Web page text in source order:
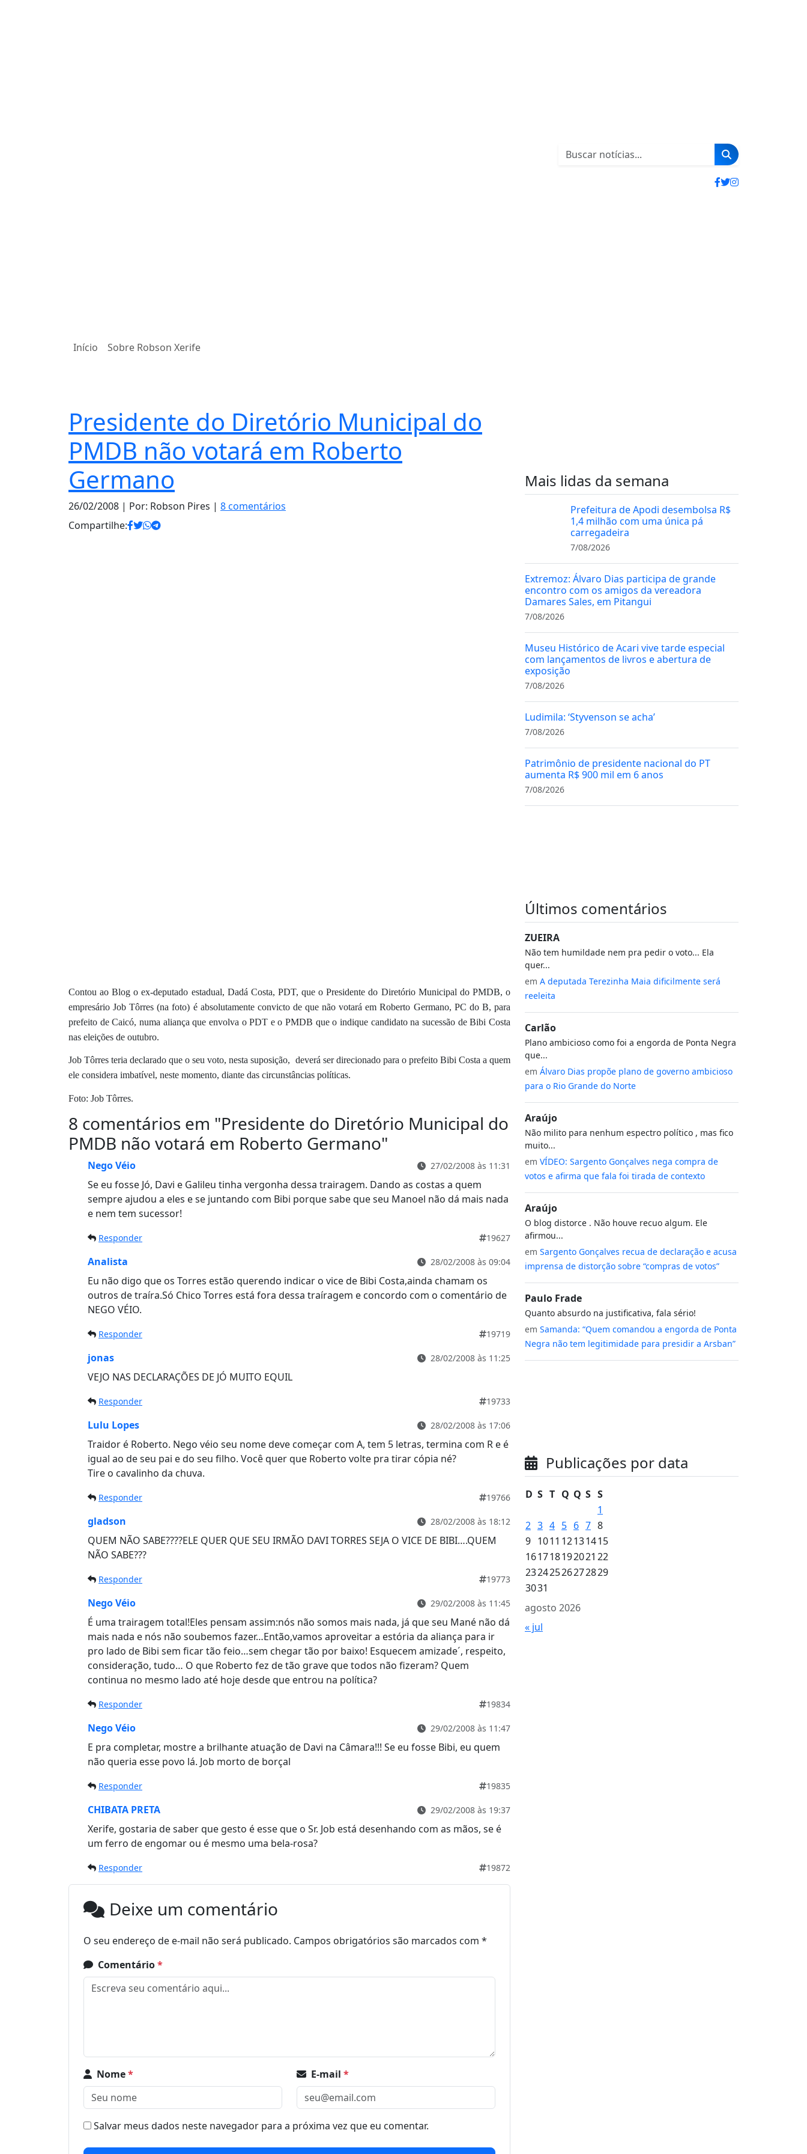
Início Sobre Robson Xerife
Presidente do Diretório Municipal do
PMDB não votará em Roberto
Germano
26/02/2008 | Por: Robson Pires | 8 comentários
Compartilhe:
Contou ao Blog o ex-deputado estadual, Dadá Costa, PDT, que o Presidente do Diretório Municipal do PMDB, o
empresário Job Tôrres (na foto) é absolutamente convicto de que não votará em Roberto Germano, PC do B, para
prefeito de Caicó, numa aliança que envolva o PDT e o PMDB que o indique candidato na sucessão de Bibi Costa
nas eleições de outubro.
Job Tôrres teria declarado que o seu voto, nesta suposição, deverá serdirecionado para o prefeito Bibi Costa a quem
ele considera imbatível, neste momento, diante das circunstâncias políticas.
Foto: Job Tôrres.
8 comentários em "Presidente do Diretório Municipal do
PMDB não votará em Roberto Germano"
Nego Véio 27/02/2008 às 11:31
Se eu fosse Jó, Davi e Galileu tinha vergonha dessa trairagem. Dando as costas a quem
sempre ajudou a eles e se juntando com Bibi porque sabe que seu Manoel não dá mais nada
e nem tem sucessor!
Responder 19627
Analista 28/02/2008 às 09:04
Eu não digo que os Torres estão querendo indicar o vice de Bibi Costa,ainda chamam os
outros de traíra.Só Chico Torres está fora dessa traíragem e concordo com o comentário de
NEGO VÉIO.
Responder 19719
jonas 28/02/2008 às 11:25
VEJO NAS DECLARAÇÕES DE JÓ MUITO EQUIL
Responder 19733
Lulu Lopes 28/02/2008 às 17:06
Traidor é Roberto. Nego véio seu nome deve começar com A, tem 5 letras, termina com R e é
igual ao de seu pai e do seu filho. Você quer que Roberto volte pra tirar cópia né?
Tire o cavalinho da chuva.
Responder 19766
gladson 28/02/2008 às 18:12
QUEM NÃO SABE????ELE QUER QUE SEU IRMÃO DAVI TORRES SEJA O VICE DE BIBI….QUEM
NÃO SABE???
Responder 19773
Nego Véio 29/02/2008 às 11:45
É uma trairagem total!Eles pensam assim:nós não somos mais nada, já que seu Mané não dá
mais nada e nós não soubemos fazer…Então,vamos aproveitar a estória da aliança para ir
pro lado de Bibi sem ficar tão feio…sem chegar tão por baixo! Esquecem amizade´, respeito,
consideração, tudo… O que Roberto fez de tão grave que todos não fizeram? Quem
continua no mesmo lado até hoje desde que entrou na política?
Responder 19834
Nego Véio 29/02/2008 às 11:47
E pra completar, mostre a brilhante atuação de Davi na Câmara!!! Se eu fosse Bibi, eu quem
não queria esse povo lá. Job morto de borçal
Responder 19835
CHIBATA PRETA 29/02/2008 às 19:37
Xerife, gostaria de saber que gesto é esse que o Sr. Job está desenhando com as mãos, se é
um ferro de engomar ou é mesmo uma bela-rosa?
Responder 19872
Deixe um comentário
O seu endereço de e-mail não será publicado. Campos obrigatórios são marcados com *
Comentário*
Nome* E-mail *
Salvar meus dados neste navegador para a próxima vez que eu comentar.
Mais lidas da semana
Prefeitura de Apodi desembolsa R$
1,4 milhão com uma única pá
carregadeira
7/08/2026
Extremoz: Álvaro Dias participa de grande
encontro com os amigos da vereadora
Damares Sales, em Pitangui
7/08/2026
Museu Histórico de Acari vive tarde especial
com lançamentos de livros e abertura de
exposição
7/08/2026
Ludimila: ‘Styvenson se acha’
7/08/2026
Patrimônio de presidente nacional do PT
aumenta R$ 900 mil em 6 anos
7/08/2026
Últimos comentários
ZUEIRA
Não tem humildade nem pra pedir o voto... Ela
quer...
em A deputada Terezinha Maia dificilmente será
reeleita
Carlão
Plano ambicioso como foi a engorda de Ponta Negra
que...
em Álvaro Dias propõe plano de governo ambicioso
para o Rio Grande do Norte
Araújo
Não milito para nenhum espectro político , mas fico
muito...
em VÍDEO: Sargento Gonçalves nega compra de
votos e afirma que fala foi tirada de contexto
Araújo
O blog distorce . Não houve recuo algum. Ele
afirmou...
em Sargento Gonçalves recua de declaração e acusa
imprensa de distorção sobre “compras de votos”
Paulo Frade
Quanto absurdo na justificativa, fala sério!
em Samanda: “Quem comandou a engorda de Ponta
Negra não tem legitimidade para presidir a Arsban”
Publicações por data
agosto 2026
D S T Q Q S S
1
2 3 4 5 6 7 8
9 1011 12131415
161718192021 22
23242526272829
3031
« jul